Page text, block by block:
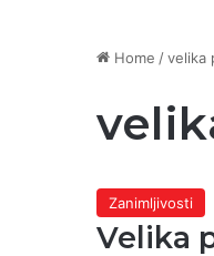
Home /velika
Zanimljivosti
Velika